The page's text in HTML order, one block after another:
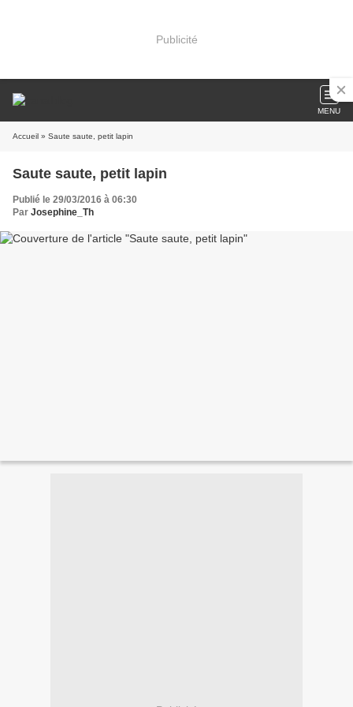
Publicité
MENU
Accueil » Saute saute, petit lapin
Saute saute, petit lapin
Publié le 29/03/2016 à 06:30
Par Josephine_Th